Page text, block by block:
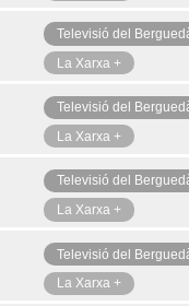
Televisió del
La Xarxa +
Televisió del
La Xarxa +
Televisió del
La Xarxa +
Televisió del
La Xarxa +